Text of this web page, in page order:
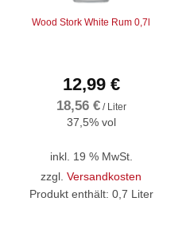
Wood Stork White Rum 0,7l
12,99 €
18,56 €/ Liter
37,5% vol
inkl. 19 % MwSt.
zzgl. Versandkosten
Produkt enthält: 0,7 Liter